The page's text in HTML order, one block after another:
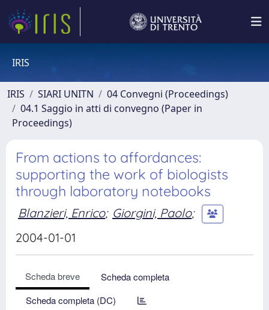
IRIS
IRIS SIARI UNITN
04 Convegni (Proceedings)
04.1 Saggio in atti di convegno (Paper in
Proceedings)
From actions to affordances:
supporting the work of biologists
through laboratory notebooks
Blanzieri, Enrico; Giorgini, Paolo;
2004-01-01
Scheda breve
Scheda completa
Scheda completa (DC)